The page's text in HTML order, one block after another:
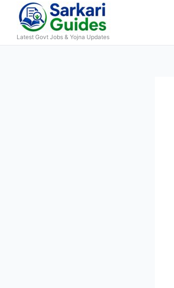
content
Latest Govt Jobs & Yojna Updates